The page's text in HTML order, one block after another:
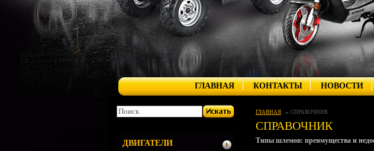
ГЛАВНАЯ КОНТАКТЫ НОВОСТИ
ГЛАВНАЯ СПРАВОЧНИК
СПРАВОЧНИК
Типы шлемов: преимущества и
ДВИГАТЕЛИ